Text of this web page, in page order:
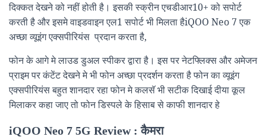
दिक्कत देखने को नहीं होती है। इसकी स्क्रीन एचडीआर10+ को सपोर्ट
करती है और इसमे वाइडवाइन एल1 सपोर्ट भी मिलता हैiQOO Neo 7 एक
अच्छा व्यूइंग एक्सपीरियंस प्रदान करता है,
फोन के आगे मे लाउड डुअल स्पीकर द्वारा है। इस पर नेटफ्लिक्स और अमेजन
प्राइम पर कंटेंट देखने मे भी फोन अच्छा प्रदर्शन करता है फोन का व्यूइंग
एक्सपीरियंस बहुत शानदार रहा फोन मे कलसॅ भी सटीक दिखाई दीया कूल
मिलाकर कहा जाए तो फोन डिस्पले के हिसाब से काफी शानदार हे
iQOO Neo 7 5G Review : कैमरा